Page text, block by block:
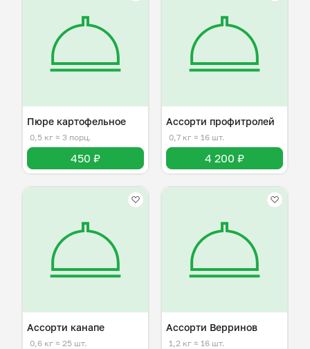
Пюре картофельное
0,5 кг ≈ 3 порц.
450 ₽
Ассорти профитролей
0,7 кг ≈ 16 шт.
4 200 ₽
Ассорти канапе
0,6 кг ≈ 25 шт.
Ассорти Верринов
1,2 кг ≈ 16 шт.